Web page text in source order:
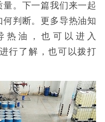
。 下一篇我们来一起
判断。更多导热油知
热油，也可以进入
行了解，也可以拨打